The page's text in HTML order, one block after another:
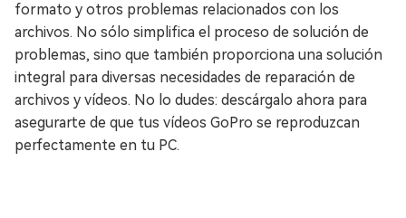
formato y otros problemas relacionados con los
archivos. No sólo simplifica el proceso de solución de
problemas, sino que también proporciona una solución
integral para diversas necesidades de reparación de
archivos y vídeos. No lo dudes: descárgalo ahora para
asegurarte de que tus vídeos GoPro se reproduzcan
perfectamente en tu PC.